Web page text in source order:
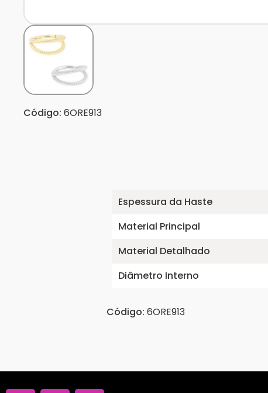
Código: 6ORE913
Espessura da Haste
Material Principal
Material Detalhado
Diâmetro Interno
Código: 6ORE913